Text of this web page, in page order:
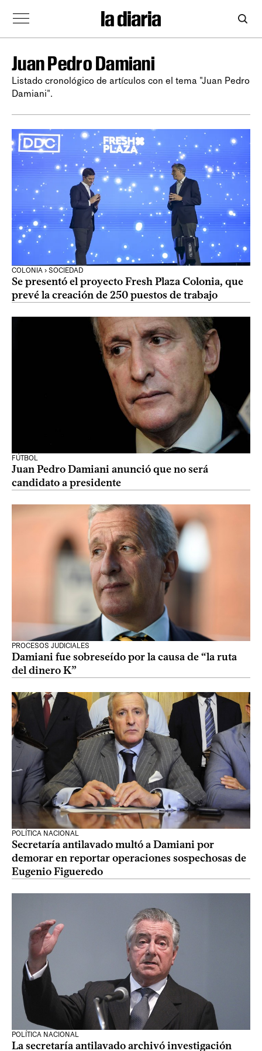
Juan Pedro Damiani
Listado cronológico de artículos con el tema "Juan Pedro
Damiani".
COLONIA › SOCIEDAD
Se presentó el proyecto Fresh Plaza Colonia, que
prevé la creación de 250 puestos de trabajo
FÚTBOL
Juan Pedro Damiani anunció que no será
candidato a presidente
PROCESOS JUDICIALES
Damiani fue sobreseído por la causa de “la ruta
del dinero K”
POLÍTICA NACIONAL
Secretaría antilavado multó a Damiani por
demorar en reportar operaciones sospechosas de
Eugenio Figueredo
POLÍTICA NACIONAL
La secretaría antilavado archivó investigación